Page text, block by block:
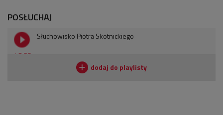
POSŁUCHAJ
40:36
Słuchowisko Piotra Skotnickiego